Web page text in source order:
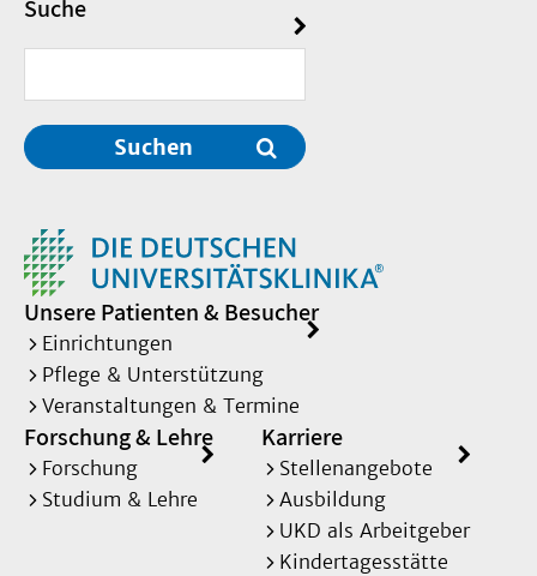
Suche
Suchen
Unsere Patienten & Besucher
Einrichtungen
Pflege & Unterstützung
Veranstaltungen & Termine
Forschung & Lehre
Forschung
Studium & Lehre
Karriere
Stellenangebote
Ausbildung
UKD als Arbeitgeber
Kindertagesstätte